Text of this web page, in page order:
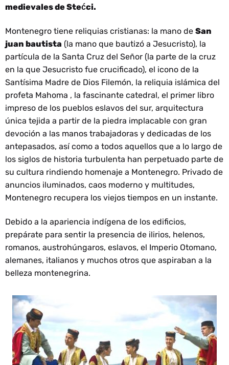
medievales de Stećci.
Montenegro tiene reliquias cristianas: la mano de San
juan bautista (la mano que bautizó a Jesucristo), la
partícula de la Santa Cruz del Señor (la parte de la cruz
en la que Jesucristo fue crucificado), el icono de la
Santísima Madre de Dios Filemón, la reliquia islámica del
profeta Mahoma , la fascinante catedral, el primer libro
impreso de los pueblos eslavos del sur, arquitectura
única tejida a partir de la piedra implacable con gran
devoción a las manos trabajadoras y dedicadas de los
antepasados, así como a todos aquellos que a lo largo de
los siglos de historia turbulenta han perpetuado parte de
su cultura rindiendo homenaje a Montenegro. Privado de
anuncios iluminados, caos moderno y multitudes,
Montenegro recupera los viejos tiempos en un instante.
Debido a la apariencia indígena de los edificios,
prepárate para sentir la presencia de ilirios, helenos,
romanos, austrohúngaros, eslavos, el Imperio Otomano,
alemanes, italianos y muchos otros que aspiraban a la
belleza montenegrina.